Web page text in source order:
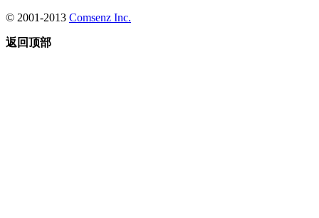
© 2001-2013 Comsenz Inc.
返回顶部